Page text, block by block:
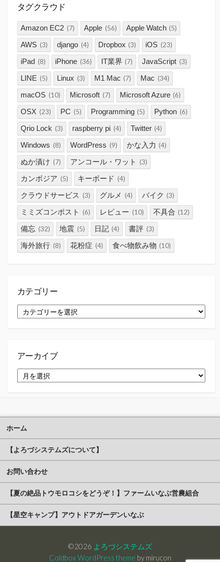
タグクラウド
Amazon EC2 (7) Apple (56) Apple Watch (5)
AWS (3) django (4) Dropbox (3) iOS (23)
iPad (8) iPhone (36) IT業界 (7) JavaScript (3)
LINE (5) Linux (3) M1 Mac (7) Mac (34)
macOS (10) Microsoft (7) Microsoft Azure (6)
OSX (23) PC (5) Programming (5) Python (6)
Qrio Lock (3) raspberry pi (4) Twitter (4)
Windows (8) WordPress (9) かな入力 (4)
ぬか漬け (7) アンコール・ワット (3)
カンボジア (5) キーボード (4)
クラウドサービス (3) グルメ (4) バイク (3)
ミミズコンポスト (6) レビュー (10) 不具合 (12)
備忘 (32) 地震 (5) 日記 (4) 書評 (3)
海外旅行 (8) 花粉症 (4) 食べ物飲み物 (10)
カテゴリー
テ
アーカイブ
ー
ホーム
【よろづシステムズについて】
お問い合わせ
【夏の絶品トウモロコシをどうぞ！】ファームいなぶ営農組合
【星空キャンプ】アウトドアガーデンいなぶ
©2026 よろづシステムズ
Coldbox WordPress theme by mirucon